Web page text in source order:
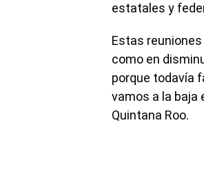
estatales y
Estas
como en
porque todavía
vamos a la baja
Quintana Roo.